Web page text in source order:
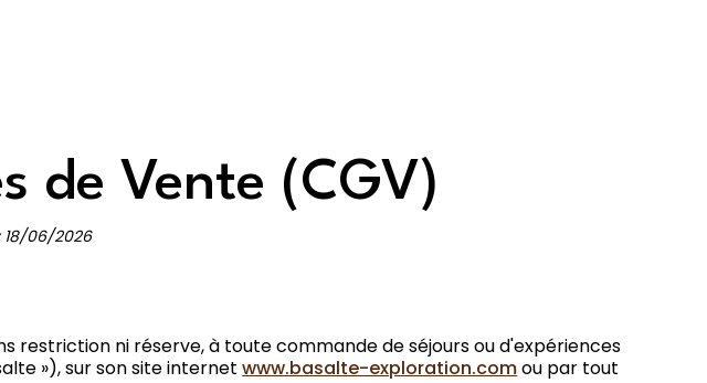
de Vente (CGV)
18/06/2026
restriction ni réserve, à toute commande de séjours ou d'expériences
»), sur son site internetwww.basalte-exploration.comou par tout